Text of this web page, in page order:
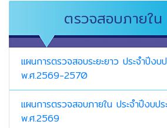
ตรวจสอบภายใน
แผนการตรวจสอบระยะยาว ประจำปีงบ
พ.ศ.2569-2570
แผนการตรวจสอบภายใน ประจำปีงบป
พ.ศ.2569